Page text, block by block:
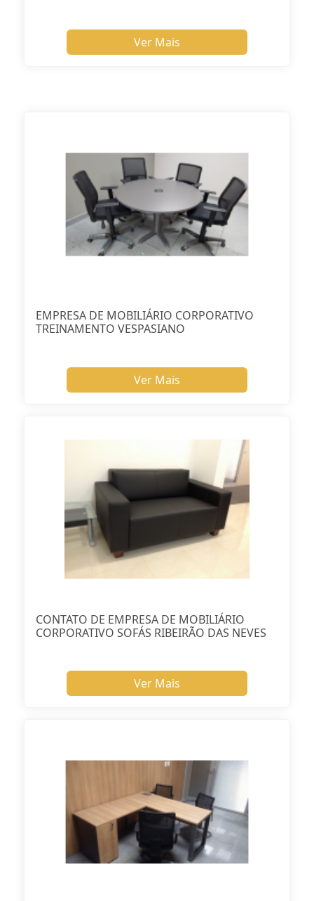
Ver Mais
EMPRESA DE MOBILIÁRIO CORPORATIVO
TREINAMENTO VESPASIANO
Ver Mais
CONTATO DE EMPRESA DE MOBILIÁRIO
CORPORATIVO SOFÁS RIBEIRÃO DAS NEVES
Ver Mais